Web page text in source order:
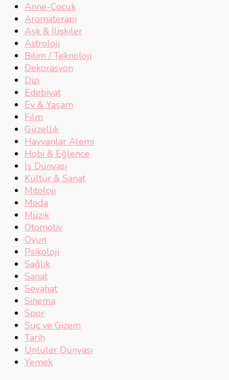
Anne-Çocuk
Aromaterapi
Aşk & İlişkiler
Astroloji
Bilim / Teknoloji
Dekorasyon
Dizi
Edebiyat
Ev & Yaşam
Film
Güzellik
Hayvanlar Alemi
Hobi & Eğlence
İş Dünyası
Kültür & Sanat
Mitoloji
Moda
Müzik
Otomotiv
Oyun
Psikoloji
Sağlık
Sanat
Seyahat
Sinema
Spor
Suç ve Gizem
Tarih
Ünlüler Dünyası
Yemek